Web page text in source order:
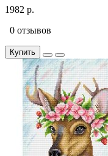
1982 р.
0 отзывов
Купить